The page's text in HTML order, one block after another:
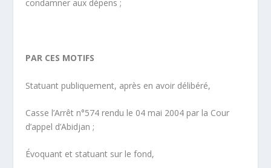
condamner aux dépens ;
PAR CES MOTIFS
Statuant publiquement, après en avoir délibéré,
Casse l’Arrêt n°574 rendu le 04 mai 2004 par la Cour
d’appel d’Abidjan ;
Évoquant et statuant sur le fond,